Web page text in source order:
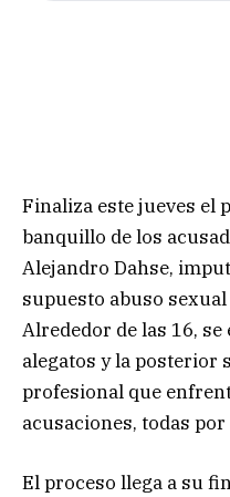
Finaliza este jueves el
banquillo de los
Alejandro Dahse,
supuesto abuso
Alrededor de las 16, se
alegatos y la posterior
profesional que
acusaciones, todas
El proceso llega a su